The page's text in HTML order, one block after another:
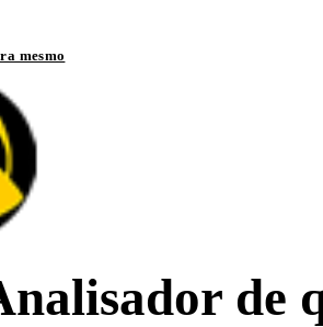
mesmo
de